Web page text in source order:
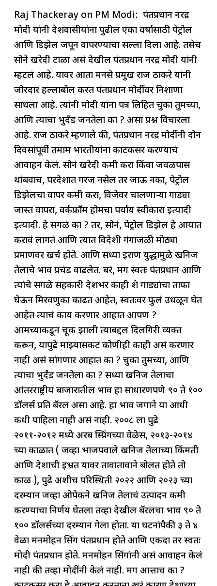
c
e
b
o
o
k
at
s
A
p
p
k
e
dI
n
re
a
d
s
e
g
ra
m
ar
e
Raj Thackeray on PM Modi: पंतप्रधान नरेंद्र
मोदी यांनी देशवासीयांना पुढील एका वर्षासाठी पेट्रोल
आणि डिझेल जपून वापरण्याचा सल्ला दिला आहे. तसेच
सोने खरेदी टाळा असं देखील पंतप्रधान नरेंद्र मोदी यांनी
म्हटलं आहे. यावर आता मनसे प्रमुख राज ठाकरे यांनी
जोरदार हल्लाबोल करत पंतप्रधान मोदींवर निशाणा
साधला आहे. त्यांनी मोदी यांना पत्र लिहित चुका तुमच्या,
आणि त्याचा भुर्दंड जनतेला का ? असा प्रश्न विचारला
आहे. राज ठाकरे म्हणाले की, पंतप्रधान नरेंद्र मोदींनी दोन
दिवसांपूर्वी तमाम भारतीयांना काटकसर करण्याचं
आवाहन केलं. सोनं खरेदी कमी करा किंवा जवळपास
थांबवाच, परदेशात गरज नसेल तर जाऊ नका, पेट्रोल
डिझेलचा वापर कमी करा, विजेवर चालणाऱ्या गाड्या
जास्त वापरा, वर्कफ्रॉम होमचा पर्याय स्वीकारा इत्यादी
इत्यादी. हे सगळं का ? तर, सोनं, पेट्रोल डिझेल हे आयात
करावं लागतं आणि त्यात विदेशी गंगाजळी मोठ्या
प्रमाणवर खर्च होते. आणि सध्या इराण युद्धामुळे खनिज
तेलाचे भाव प्रचंड वाढलेत. बरं, मग स्वतः पंतप्रधान आणि
त्यांचे सगळे सहकारी देशभर काही शे गाड्यांचा ताफा
घेऊन मिरवणुका काढत आहेत, स्वतःवर फुलं उधळून घेत
आहेत त्याचं काय करणार आहात आपण ?
आमच्याकडून चूक झाली त्याबद्दल दिलगिरी व्यक्त
करून, यापुढे माझ्यासकट कोणीही काही असं करणार
नाही असं सांगणार आहात का ? चुका तुमच्या, आणि
त्याचा भुर्दंड जनतेला का ? सध्या खनिज तेलाचा
आंतरराष्ट्रीय बाजारातील भाव हा साधारणपणे ९० ते १००
डॉलर्स प्रति बॅरल असा आहे. हा भाव जगाने या आधी
कधी पाहिला नाही असं नाही. २००८ ला पुढे
२०११-२०१२ मध्ये अरब स्प्रिंगच्या वेळेस, २०१३-२०१४
च्या काळात ( जेंव्हा भाजपवाले खनिज तेलाच्या किंमती
आणि देशाची इभ्रत यावर तावातावाने बोलत होते तो
काळ ), पुढे अशीच परिस्थिती २०२२ आणि २०२३ च्या
दरम्यान जेंव्हा ओपेकने खनिज तेलाचं उत्पादन कमी
करण्याचा निर्णय घेतला तेंव्हा देखील बॅरलचा भाव ९० ते
१०० डॉलर्सच्या दरम्यान गेला होता. या घटनांपैकी ३ ते ४
वेळा मनमोहन सिंग पंतप्रधान होते आणि एकदा तर स्वतः
मोदी पंतप्रधान होते. मनमोहन सिंगांनी असं आवाहन केलं
नाही की तेंव्हा मोदींनी केलं नाही. मग आत्ताच का ?